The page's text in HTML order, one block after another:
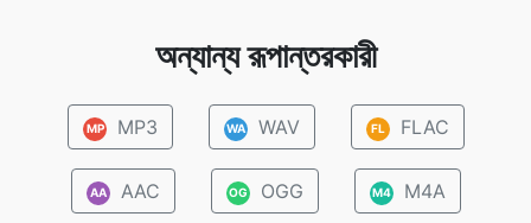
অন্যান্য রূপান্তরকারী
MP MP3 WA WAV FL FLAC
AA AAC OG OGG M4 M4A